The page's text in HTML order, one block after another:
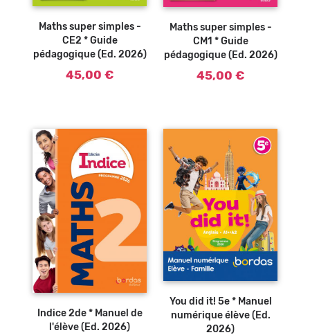
Ajouter au
Maths super simples -
CE2 * Guide
pédagogique (Ed. 2026)
45,00 €
Ajouter au
Maths super simples -
CM1 * Guide
pédagogique (Ed. 2026)
45,00 €
Ajouter au
Indice 2de * Manuel de
l'élève (Ed. 2026)
You did it! 5e * Manuel
numérique élève (Ed.
2026)